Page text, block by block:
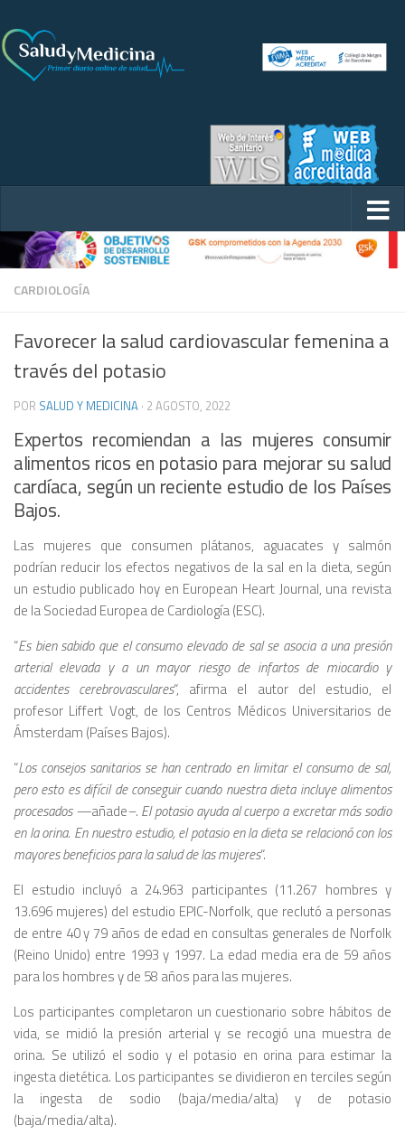
CARDIOLOGÍA
Favorecer la salud cardiovascular femenina a
través del potasio
POR SALUD Y MEDICINA · 2 AGOSTO, 2022
Expertos recomiendan a las mujeres consumir
alimentos ricos en potasio para mejorar su salud
cardíaca, según un reciente estudio de los Países
Bajos.
Las mujeres que consumen plátanos, aguacates y salmón
podrían reducir los efectos negativos de la sal en la dieta, según
un estudio publicado hoy en European Heart Journal, una revista
de la Sociedad Europea de Cardiología (ESC).
“Es bien sabido que el consumo elevado de sal se asocia a una presión
arterial elevada y a un mayor riesgo de infartos de miocardio y
accidentes cerebrovasculares“, afirma el autor del estudio, el
profesor Liffert Vogt, de los Centros Médicos Universitarios de
Ámsterdam (Países Bajos).
“Los consejos sanitarios se han centrado en limitar el consumo de sal,
pero esto es difícil de conseguir cuando nuestra dieta incluye alimentos
procesados —añade–. El potasio ayuda al cuerpo a excretar más sodio
en la orina. En nuestro estudio, el potasio en la dieta se relacionó con los
mayores beneficios para la salud de las mujeres“.
El estudio incluyó a 24.963 participantes (11.267 hombres y
13.696 mujeres) del estudio EPIC-Norfolk, que reclutó a personas
de entre 40 y 79 años de edad en consultas generales de Norfolk
(Reino Unido) entre 1993 y 1997. La edad media era de 59 años
para los hombres y de 58 años para las mujeres.
Los participantes completaron un cuestionario sobre hábitos de
vida, se midió la presión arterial y se recogió una muestra de
orina. Se utilizó el sodio y el potasio en orina para estimar la
ingesta dietética. Los participantes se dividieron en terciles según
la ingesta de sodio (baja/media/alta) y de potasio
(baja/media/alta).